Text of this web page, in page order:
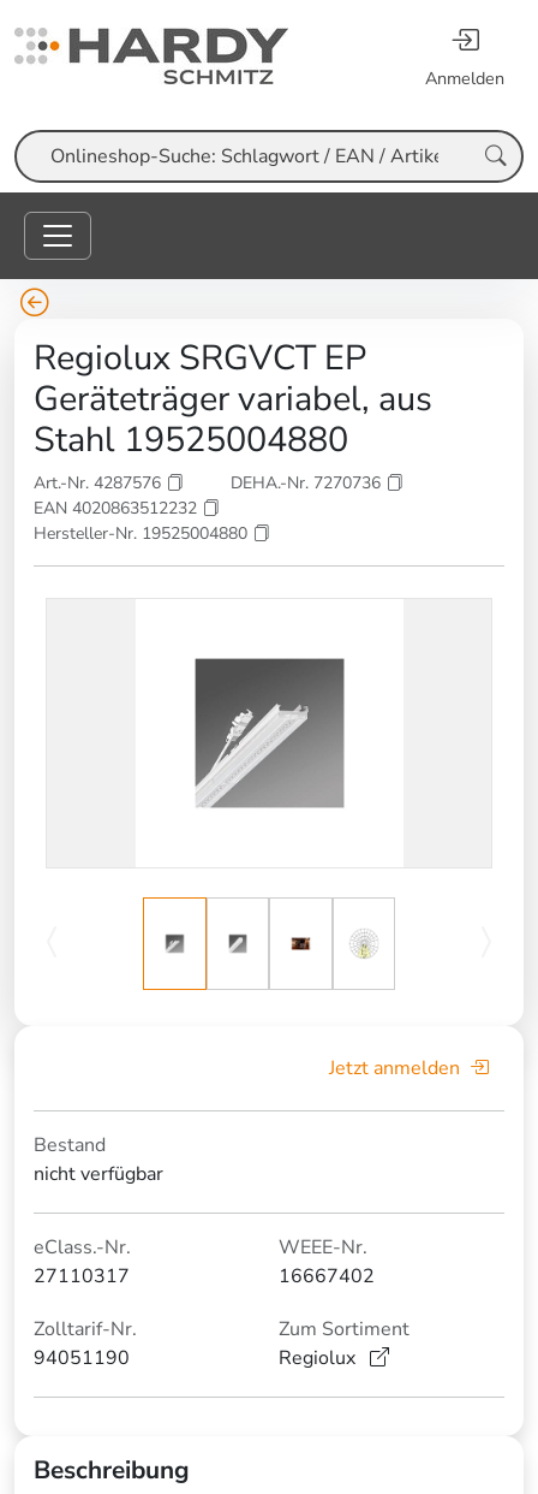
Anmelden
Suche
Regiolux SRGVCT EP
Geräteträger variabel, aus
Stahl 19525004880
Art.-Nr. 4287576
DEHA.-Nr. 7270736
EAN 4020863512232
Hersteller-Nr. 19525004880
Jetzt anmelden
Bestand
nicht verfügbar
eClass.-Nr.
27110317
WEEE-Nr.
16667402
Zolltarif-Nr.
94051190
Zum Sortiment
Regiolux
Beschreibung